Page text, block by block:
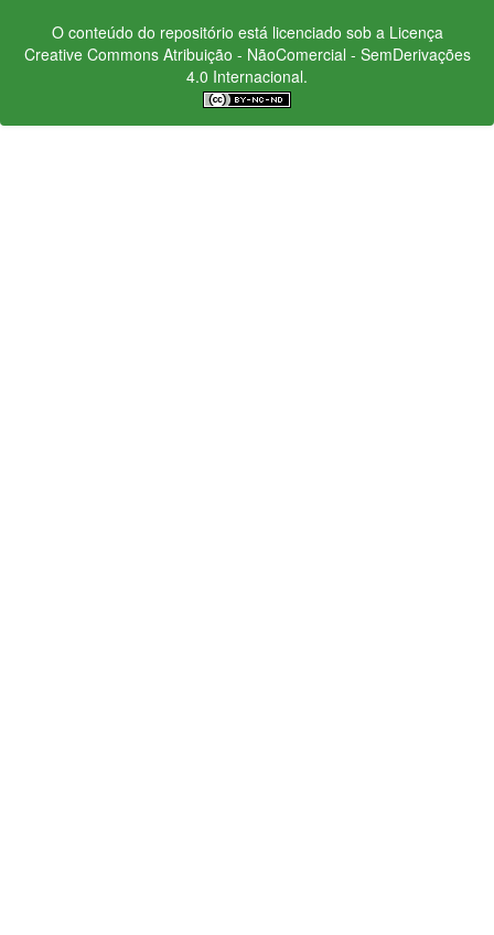
O conteúdo do repositório está licenciado sob a Licença
Creative CommonsAtribuição - NãoComercial - SemDerivações
4.0 Internacional.